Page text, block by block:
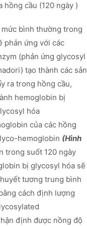
cầu (120 ngày )
bình thường trong
phản ứng với các
(phản ứng glycosyl
tạo thành các sản
ra trong hồng cầu,
hemoglobin bị
hóa
của các hồng
hemoglobin (Hình
trong suốt 120 ngày
bị glycosyl hóa sẽ
tương trung bình
cách định lượng
định được nồng độ